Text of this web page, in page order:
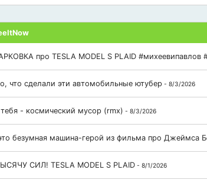
про TESLA MODEL S PLAID #михеевипавлов
что сделали эти автомобильные ютубер - 8/3/2026
- космический мусор (rmx) - 8/3/2026
безумная машина-герой из фильма про Джеймса
СИЛ! TESLA MODEL S PLAID - 8/1/2026